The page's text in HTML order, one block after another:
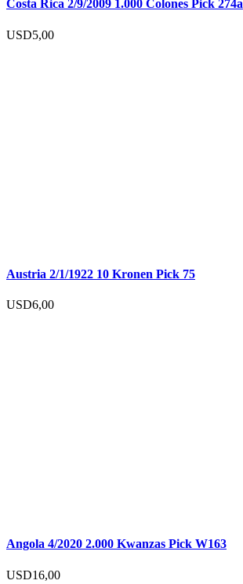
Costa Rica 2/9/2009 1.000 Colones Pick 274a
USD5,00
Austria 2/1/1922 10 Kronen Pick 75
USD6,00
Angola 4/2020 2.000 Kwanzas Pick W163
USD16,00